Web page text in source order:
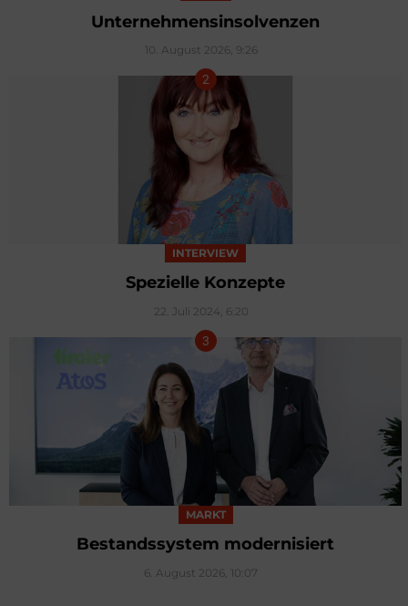
Unternehmensinsolvenzen
10. August 2026, 9:26
INTERVIEW
Spezielle Konzepte
22. Juli 2024, 6:20
MARKT
Bestandssystem modernisiert
6. August 2026, 10:07